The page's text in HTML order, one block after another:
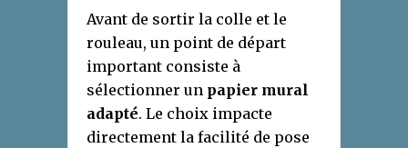
Avant de sortir la colle et le
rouleau, un point de départ
important consiste à
sélectionner un papier mural
adapté. Le choix impacte
directement la facilité de pose